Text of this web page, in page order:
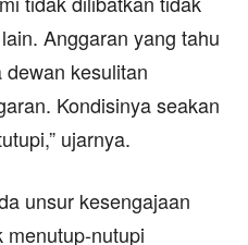
Anggaran yang tahu
kesulitan
Kondisinya seakan
ujarnya.
unsur kesengajaan
menutup-nutupi